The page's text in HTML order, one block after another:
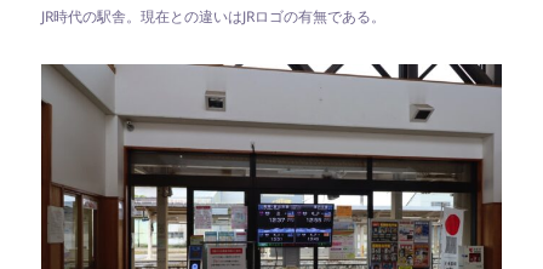
JR時代の駅舎。現在との違いはJRロゴの有無である。